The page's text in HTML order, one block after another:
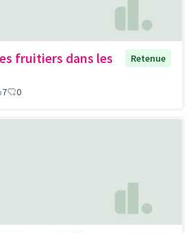
fruitiers dans les
Retenue
7 0